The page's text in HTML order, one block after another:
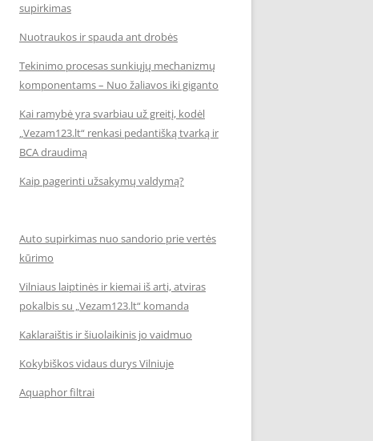
supirkimas
Nuotraukos ir spauda ant drobės
Tekinimo procesas sunkiųjų mechanizmų
komponentams – Nuo žaliavos iki giganto
Kai ramybė yra svarbiau už greitį, kodėl
„Vezam123.lt“ renkasi pedantišką tvarką ir
BCA draudimą
Kaip pagerinti užsakymų valdymą?
Auto supirkimas nuo sandorio prie vertės
kūrimo
Vilniaus laiptinės ir kiemai iš arti, atviras
pokalbis su „Vezam123.lt“ komanda
Kaklaraištis ir šiuolaikinis jo vaidmuo
Kokybiškos vidaus durys Vilniuje
Aquaphor filtrai